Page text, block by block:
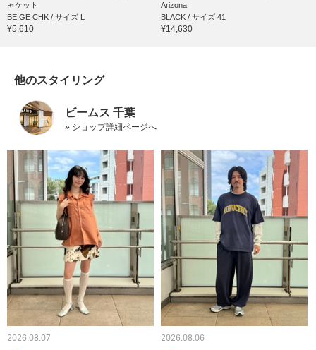
ャケット
BEIGE CHK / サイズ L
¥5,610
Arizona
BLACK / サイズ 41
¥14,630
他のスタイリング
ビームス 千葉
» ショップ詳細ページへ
2026.08.07 2026.08.06